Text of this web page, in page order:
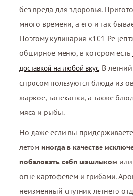
без вреда для здоровья.
много времени, а его и так
Поэтому кулинария «101
обширное меню, в котором есть
доставкой на любой вкус. В
спросом пользуются блюда из
жаркое, запеканки, а также
мяса и рыбы.
Но даже если вы
летом иногда в качестве
побаловать себя шашлыком
огне картофелем и грибами.
неизменный спутник летнего